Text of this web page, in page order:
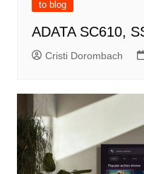
to blog
ADATA SC610,
Cristi Dorombach